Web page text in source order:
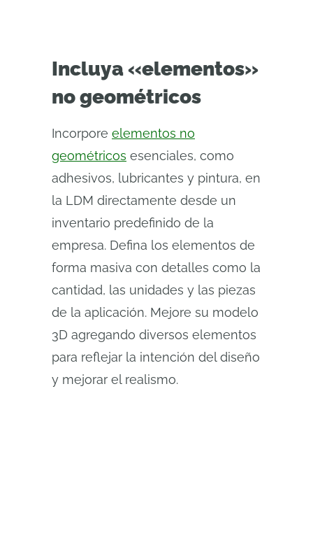
Incluya «elementos»
no geométricos
Incorpore elementos no
geométricos esenciales, como
adhesivos, lubricantes y pintura, en
la LDM directamente desde un
inventario predefinido de la
empresa. Defina los elementos de
forma masiva con detalles como la
cantidad, las unidades y las piezas
de la aplicación. Mejore su modelo
3D agregando diversos elementos
para reflejar la intención del diseño
y mejorar el realismo.